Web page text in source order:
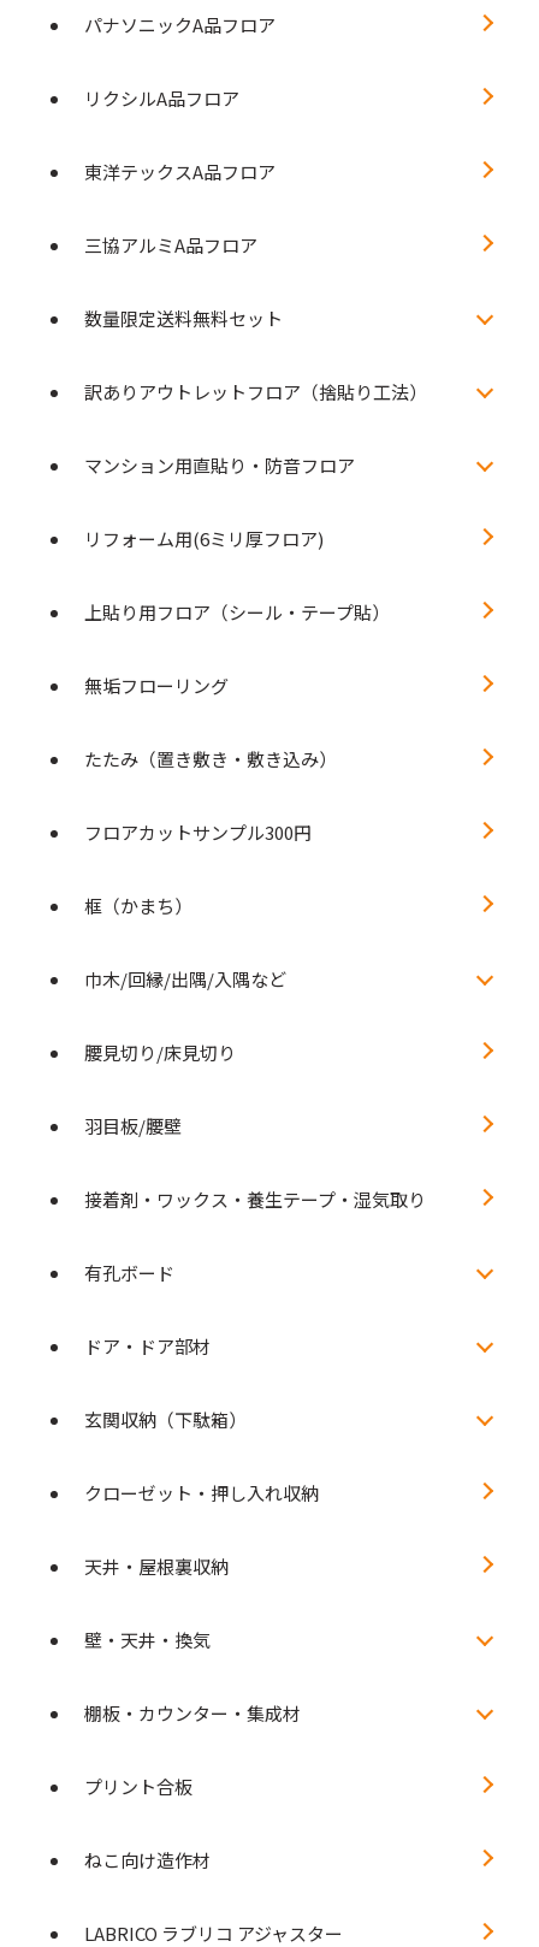
パナソニックA品フロア
リクシルA品フロア
東洋テックスA品フロア
三協アルミA品フロア
数量限定送料無料セット
訳ありアウトレットフロア（捨貼り工法）
マンション用直貼り・防音フロア
リフォーム用(6ミリ厚フロア)
上貼り用フロア（シール・テープ貼）
無垢フローリング
たたみ（置き敷き・敷き込み）
フロアカットサンプル300円
框（かまち）
巾木/回縁/出隅/入隅など
腰見切り/床見切り
羽目板/腰壁
接着剤・ワックス・養生テープ・湿気取り
有孔ボード
ドア・ドア部材
玄関収納（下駄箱）
クローゼット・押し入れ収納
天井・屋根裏収納
壁・天井・換気
棚板・カウンター・集成材
プリント合板
ねこ向け造作材
LABRICO ラブリコ アジャスター